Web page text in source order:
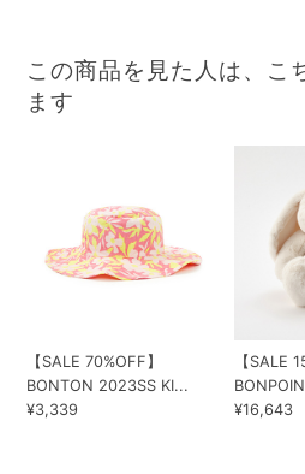
この商品を見た人は、こ
ます
【SALE 70%OFF】
BONTON 2023SS KI...
¥3,339
【SALE
¥16,643